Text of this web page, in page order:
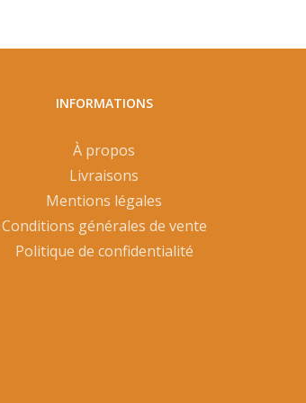
INFORMATIONS
À propos
Livraisons
Mentions légales
Conditions générales de vente
Politique de confidentialité